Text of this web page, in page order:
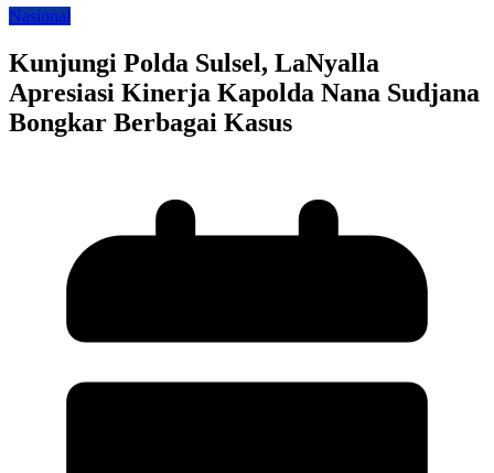
Nasional
Kunjungi Polda Sulsel, LaNyalla
Apresiasi Kinerja Kapolda Nana Sudjana
Bongkar Berbagai Kasus